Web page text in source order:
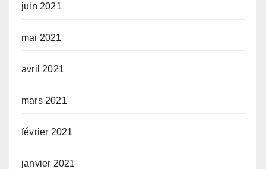
juin 2021
mai 2021
avril 2021
mars 2021
février 2021
janvier 2021